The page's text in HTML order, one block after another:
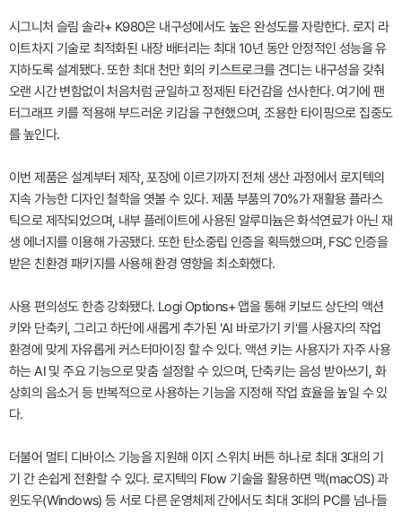
시그니처 슬림 솔라+ K980은 내구성에서도 높은 완성도를 자랑한다. 로지 라
이트차지 기술로 최적화된 내장 배터리는 최대 10년 동안 안정적인 성능을 유
지하도록 설계됐다. 또한 최대 천만 회의 키스트로크를 견디는 내구성을 갖춰
오랜 시간 변함없이 처음처럼 균일하고 정제된 타건감을 선사한다. 여기에 팬
터그래프 키를 적용해 부드러운 키감을 구현했으며, 조용한 타이핑으로 집중도
를 높인다.
이번 제품은 설계부터 제작, 포장에 이르기까지 전체 생산 과정에서 로지텍의
지속 가능한 디자인 철학을 엿볼 수 있다. 제품 부품의 70%가 재활용 플라스
틱으로 제작되었으며, 내부 플레이트에 사용된 알루미늄은 화석연료가 아닌 재
생 에너지를 이용해 가공됐다. 또한 탄소중립 인증을 획득했으며, FSC 인증을
받은 친환경 패키지를 사용해 환경 영향을 최소화했다.
사용 편의성도 한층 강화됐다. Logi Options+ 앱을 통해 키보드 상단의 액션
키와 단축키, 그리고 하단에 새롭게 추가된 'AI 바로가기 키'를 사용자의 작업
환경에 맞게 자유롭게 커스터마이징 할 수 있다. 액션 키는 사용자가 자주 사용
하는 AI 및 주요 기능으로 맞춤 설정할 수 있으며, 단축키는 음성 받아쓰기, 화
상회의 음소거 등 반복적으로 사용하는 기능을 지정해 작업 효율을 높일 수 있
다.
더불어 멀티 디바이스 기능을 지원해 이지 스위치 버튼 하나로 최대 3대의 기
기 간 손쉽게 전환할 수 있다. 로지텍의 Flow 기술을 활용하면 맥(macOS) 과
윈도우(Windows) 등 서로 다른 운영체제 간에서도 최대 3대의 PC를 넘나들